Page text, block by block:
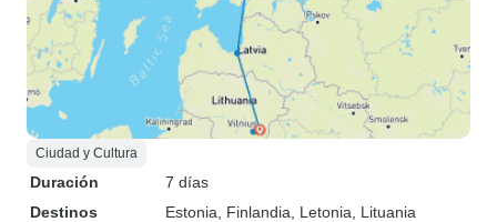
Ciudad y Cultura
Duración
7 días
Destinos
Estonia , Finlandia , Letonia , Lituania